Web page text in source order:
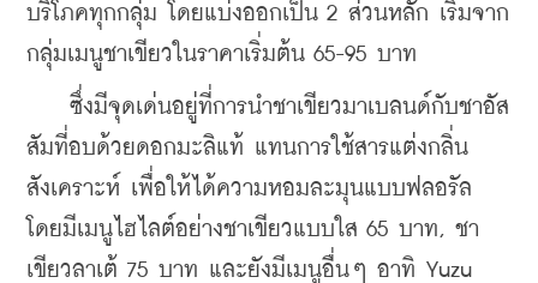
บริโภคทุกกลุ่ม โดยแบ่งออกเป็น 2 ส่วนหลัก เริ่มจาก
กลุ่มเมนูชาเขียวในราคาเริ่มต้น 65-95 บาท
ซึ่งมีจุดเด่นอยู่ที่การนำชาเขียวมาเบลนด์กับชาอัส
สัมที่อบด้วยดอกมะลิแท้ แทนการใช้สารแต่งกลิ่น
สังเคราะห์ เพื่อให้ได้ความหอมละมุนแบบฟลอรัล
โดยมีเมนูไฮไลต์อย่างชาเขียวแบบใส 65 บาท, ชา
เขียวลาเต้ 75 บาท และยังมีเมนูอื่นๆ อาทิ Yuzu